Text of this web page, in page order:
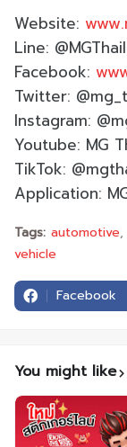
Website:
Line:
Facebook:
Twitter:
Instagram:
Youtube: MG
TikTok:
Application:
Tags: automotive
vehicle
Facebook
You might like